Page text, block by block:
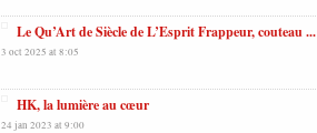
Le Qu’Art de Siècle de L’Esprit Frappeur, couteau ...
3 oct 2025 at 8:05
HK, la lumière au cœur
24 jan 2023 at 9:00